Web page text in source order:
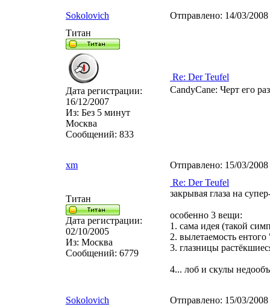
Sokolovich Отправлено: 14/03/
Титан
Дата регистрации:
16/12/2007
Из: Без 5 минут
Москва
Сообщений: 833
Re: Der Teufel
CandyCane: Черт его
xm Отправлено: 15/03/
Титан
Дата регистрации:
02/10/2005
Из: Москва
Сообщений: 6779
Re: Der Teufel
закрывая глаза на
особенно 3 вещи:
1. сама идея (такой
2. вылетаемость
3. глазницы
4... лоб и скулы
Sokolovich Отправлено: 15/03/